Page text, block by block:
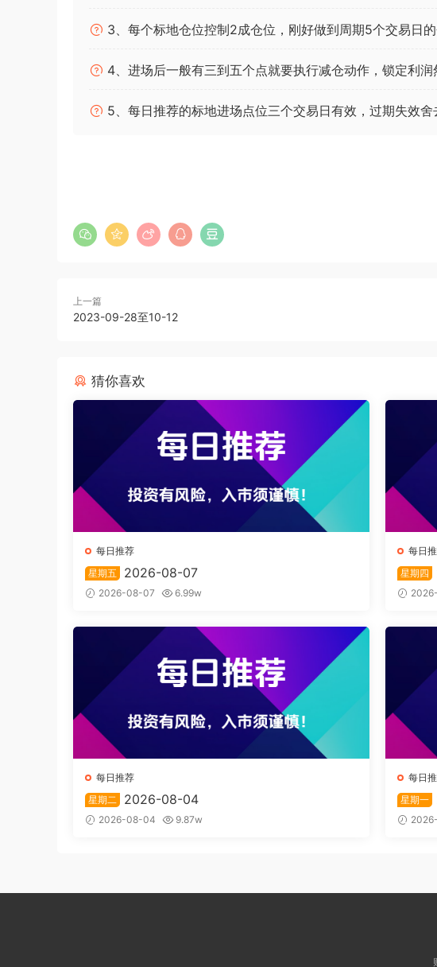
3、每个标地仓位控制2成仓位，刚好做到周期5个交易日的
4、进场后一般有三到五个点就要执行减仓动作，锁定利
5、每日推荐的标地进场点位三个交易日有效，过期失效
上一篇
2023-09-28至10-12
猜你喜欢
每日推荐
星期五
2026-08-07
2026-08-07 6.99w
每日
星期四
每日推荐
星期二
2026-08-04
2026-08-04 9.87w
每日
星期一